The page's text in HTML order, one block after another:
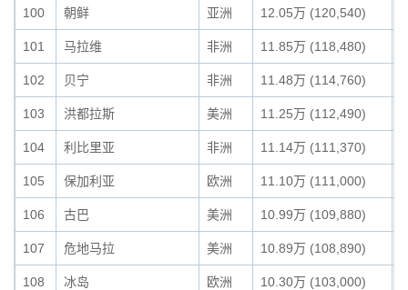
100 朝鲜 亚洲 12.05万 (120,540)
101 马拉维 非洲 11.85万 (118,480)
102 贝宁 非洲 11.48万 (114,760)
103 洪都拉斯 美洲 11.25万 (112,490)
104 利比里亚 非洲 11.14万 (111,370)
105 保加利亚 欧洲 11.10万 (111,000)
106 古巴 美洲 10.99万 (109,880)
107 危地马拉 美洲 10.89万 (108,890)
108 冰岛 欧洲 10.30万 (103,000)